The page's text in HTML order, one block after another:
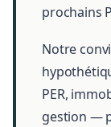
prochains
Notre
PER,
gestion —